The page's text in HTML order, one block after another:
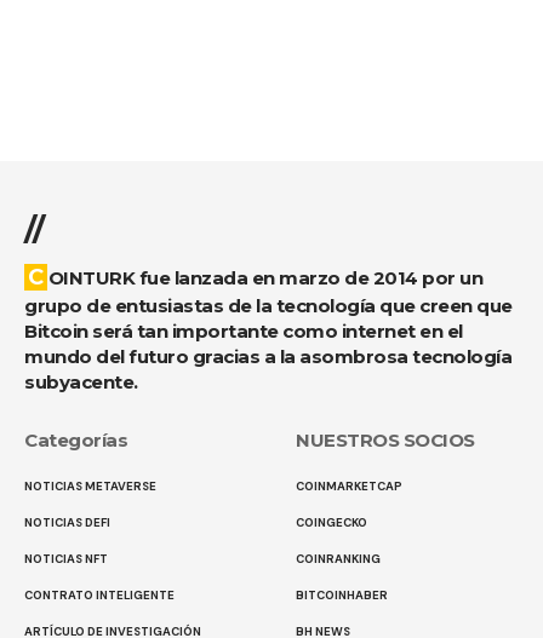
//
COINTURK fue lanzada en marzo de 2014 por un
grupo de entusiastas de la tecnología que creen que
Bitcoin será tan importante como internet en el
mundo del futuro gracias a la asombrosa tecnología
subyacente.
Categorías
NOTICIAS METAVERSE
NOTICIAS DEFI
NOTICIAS NFT
CONTRATO INTELIGENTE
ARTÍCULO DE INVESTIGACIÓN
NUESTROS SOCIOS
COINMARKETCAP
COINGECKO
COINRANKING
BITCOINHABER
BH NEWS